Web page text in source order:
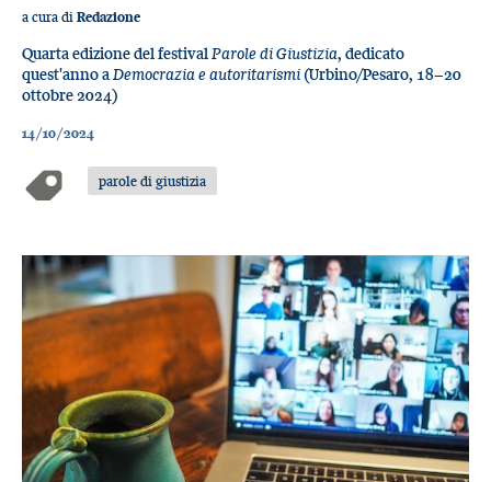
a cura di Redazione
Quarta edizione del festival Parole di Giustizia, dedicato
quest'anno a Democrazia e autoritarismi(Urbino/Pesaro, 18−20
ottobre 2024)
14/10/2024
parole di giustizia